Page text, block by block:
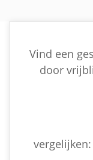
Vind een
door
vergelijken: